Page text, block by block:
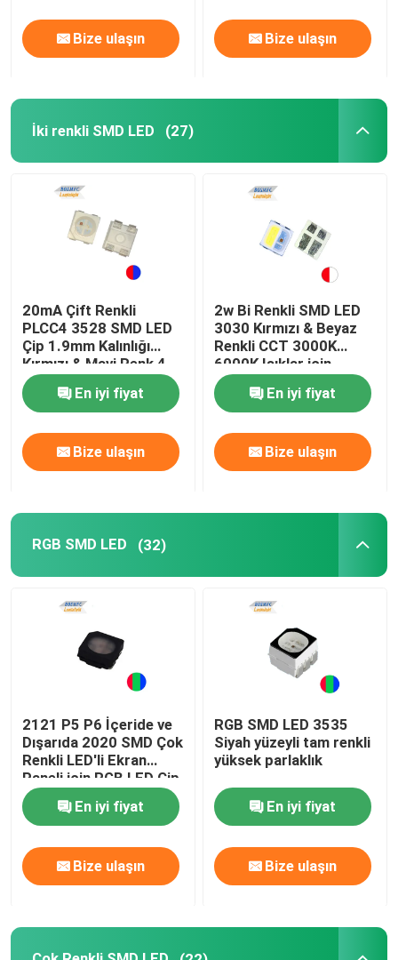
Ana sayfa
Ürünler
VİDEOLAR
VR Gösterisi
Fabrika turu
Kalite kontrol
Bize ulaşın
Tüm servis talepleri
Üst SMD LED'i
Yandan Görünüm SMD LED
İki renkli SMD LED
RGB SMD LED
LED Kubbe Lens
Bize ulaşın Bize ulaşın
İki renkli SMD LED (27)
20mA Çift Renkli
PLCC4 3528 SMD LED
Çip 1.9mm Kalınlığı
Kırmızı & Mavi Renk 4
Pin
En iyi fiyat
Bize ulaşın
2w Bi Renkli SMD LED
3030 Kırmızı & Beyaz
Renkli CCT 3000K
6000K Işıklar için
En iyi fiyat
Bize ulaşın
RGB SMD LED (32)
2121 P5 P6 İçeride ve
Dışarıda 2020 SMD Çok
Renkli LED'li Ekran
Paneli için RGB LED Çip
En iyi fiyat
Bize ulaşın
RGB SMD LED 3535
Siyah yüzeyli tam renkli
yüksek parlaklık
En iyi fiyat
Bize ulaşın